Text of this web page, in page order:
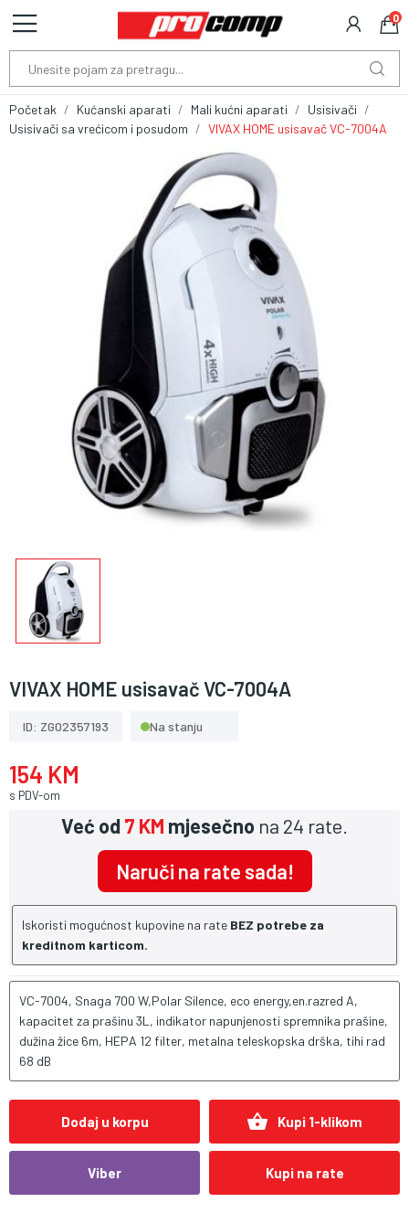
0
Početak Kućanski aparati Mali kućni aparati
Usisivači
Usisivači sa vrećicom i posudom
VIVAX HOME usisavač VC-7004A
VIVAX HOME usisavač VC-7004A
ID: ZG02357193 Na stanju
154 KM
s PDV-om
Već od7 KM mjesečno na 24 rate.
Naruči na rate sada!
Iskoristi mogućnost kupovine na rate BEZ potrebe za
kreditnom karticom.
VC-7004, Snaga 700 W,Polar Silence, eco energy,en.razred A,
kapacitet za prašinu 3L, indikator napunjenosti spremnika prašine,
dužina žice 6m, HEPA 12 filter, metalna teleskopska drška, tihi rad
68 dB
Dodaj u korpu shopping_basket Kupi 1-klikom
Viber Kupi na rate